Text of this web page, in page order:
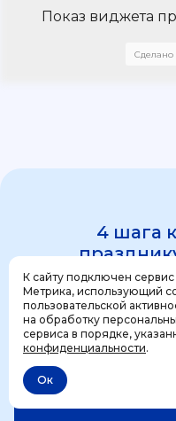
Позвонить
К сайту подключен
Метрика, использующий
пользовательской
на обработку
сервиса в порядке,
конфиденциальности.
Ок
Показ виджета
Сделано
4 шага
1 шаг